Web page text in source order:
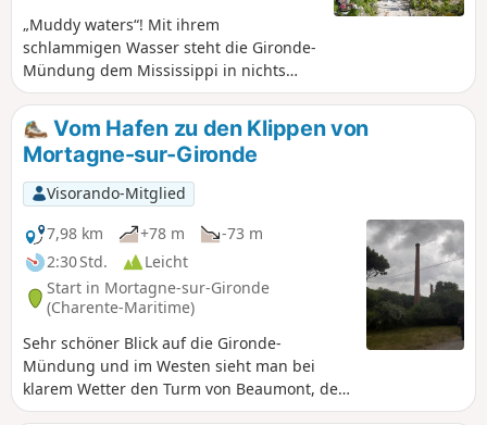
„Muddy waters“! Mit ihrem
schlammigen Wasser steht die Gironde-
Mündung dem Mississippi in nichts
nach. Am Rande dieser kargen Weite
thront eines der schönsten Dörfer
Frankreichs, Talmont-sur-Gironde.
Vom Hafen zu den Klippen von
Mortagne-sur-Gironde
Visorando-Mitglied
7,98 km
+78 m
-73 m
2:30 Std.
Leicht
Start in Mortagne-sur-Gironde
(Charente-Maritime)
Sehr schöner Blick auf die Gironde-
Mündung und im Westen sieht man bei
klarem Wetter den Turm von Beaumont, der
noch heute als Seezeichen für die Schifffahrt